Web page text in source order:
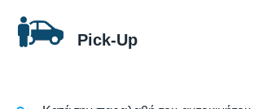
Pick-Up